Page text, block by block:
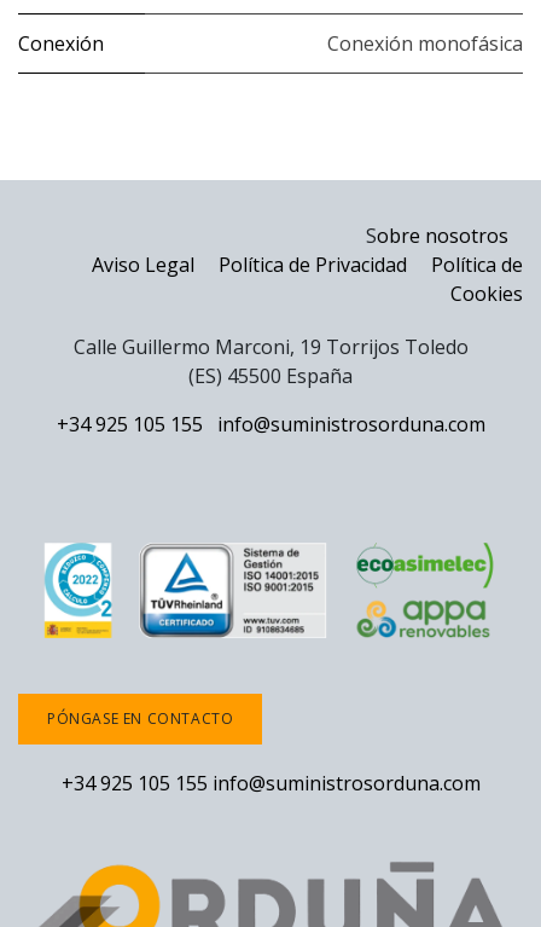
Conexión Conexión monofásica
Sobre nosotros
Aviso Legal
Política de Privacidad
Política de
Cookies
Calle Guillermo Marconi, 19 Torrijos Toledo
(ES) 45500 España
+34 925 105 155
info@suministrosorduna.com
PÓNGASE EN CONTACTO
+34 925 105 155 info@suministrosorduna.com